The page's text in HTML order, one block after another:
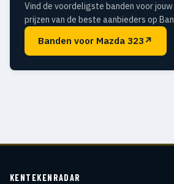
Vind de voordeligste banden voor
prijzen van de beste aanbieders op
Banden voor Mazda 323 ↗
KENTEKENRADAR